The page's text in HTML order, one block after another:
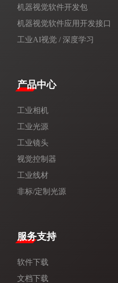
机器视觉软件开发包
机器视觉软件应用开发接口
工业AI视觉 / 深度学习
产品中心
工业相机
工业光源
工业镜头
视觉控制器
工业线材
非标/定制光源
服务支持
软件下载
文档下载